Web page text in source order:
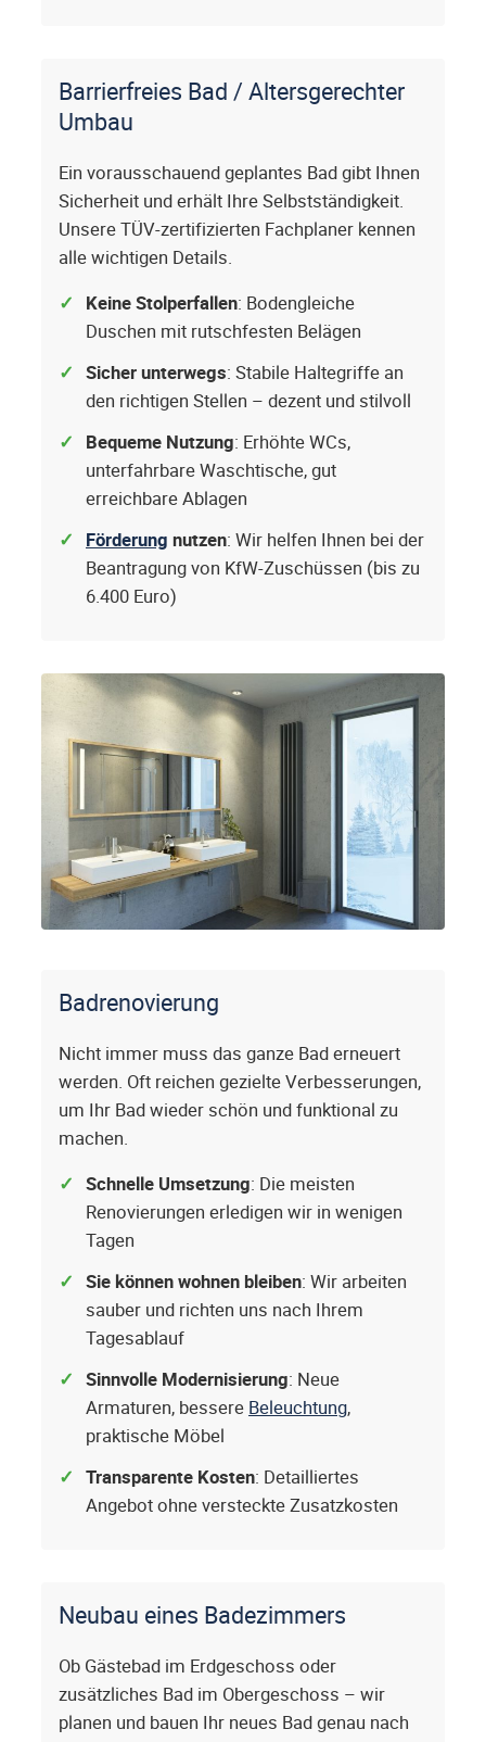
Barrierfreies Bad / Altersgerechter
Umbau
Ein vorausschauend geplantes Bad gibt Ihnen
Sicherheit und erhält Ihre Selbstständigkeit.
Unsere TÜV-zertifizierten Fachplaner kennen
alle wichtigen Details.
Keine Stolperfallen: Bodengleiche
Duschen mit rutschfesten Belägen
Sicher unterwegs: Stabile Haltegriffe an
den richtigen Stellen – dezent und stilvoll
Bequeme Nutzung: Erhöhte WCs,
unterfahrbare Waschtische, gut
erreichbare Ablagen
Förderung nutzen: Wir helfen Ihnen bei der
Beantragung von KfW-Zuschüssen (bis zu
6.400 Euro)
Badrenovierung
Nicht immer muss das ganze Bad erneuert
werden. Oft reichen gezielte Verbesserungen,
um Ihr Bad wieder schön und funktional zu
machen.
Schnelle Umsetzung: Die meisten
Renovierungen erledigen wir in wenigen
Tagen
Sie können wohnen bleiben: Wir arbeiten
sauber und richten uns nach Ihrem
Tagesablauf
Sinnvolle Modernisierung: Neue
Armaturen, bessere Beleuchtung,
praktische Möbel
Transparente Kosten: Detailliertes
Angebot ohne versteckte Zusatzkosten
Neubau eines Badezimmers
Ob Gästebad im Erdgeschoss oder
zusätzliches Bad im Obergeschoss – wir
planen und bauen Ihr neues Bad genau nach